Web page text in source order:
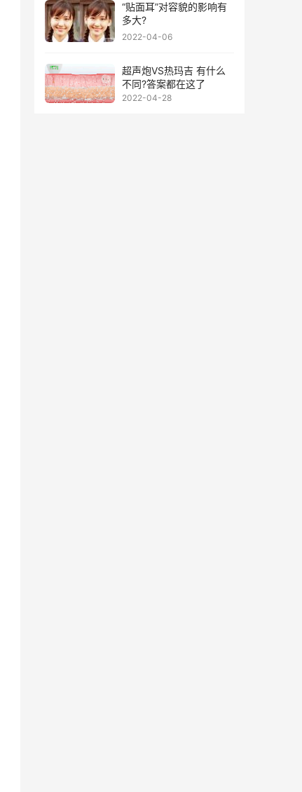
“贴面耳”对容貌的影响有
多大?
2022-04-06
超声炮VS热玛吉 有什么
不同?答案都在这了
2022-04-28